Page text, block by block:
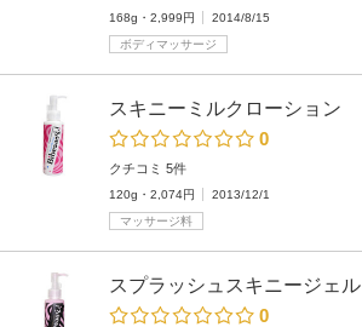
168g・2,999円
2014/8/15
ボディマッサージ
スキニーミルクローション
0
クチコミ 5件
120g・2,074円
2013/12/1
マッサージ料
スプラッシュスキニージェル
0